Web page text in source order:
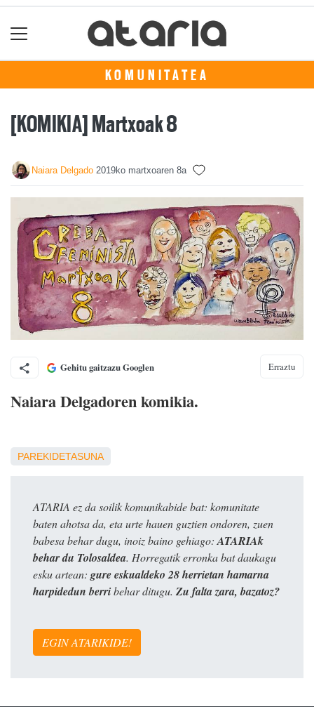
KOMUNITATEA
[KOMIKIA] Martxoak 8
Naiara Delgado 2019ko martxoaren 8a
Gehitu gaitzazu Googlen Erraztu
Naiara Delgadoren komikia.
PAREKIDETASUNA
ATARIA ez da soilik komunikabide bat: komunitate
baten ahotsa da, eta urte hauen guztien ondoren, zuen
babesa behar dugu, inoiz baino gehiago: ATARIAk
behar du Tolosaldea. Horregatik erronka bat daukagu
esku artean: gure eskualdeko 28 herrietan hamarna
harpidedun berribehar ditugu. Zu falta zara, bazatoz?
EGIN ATARIKIDE!